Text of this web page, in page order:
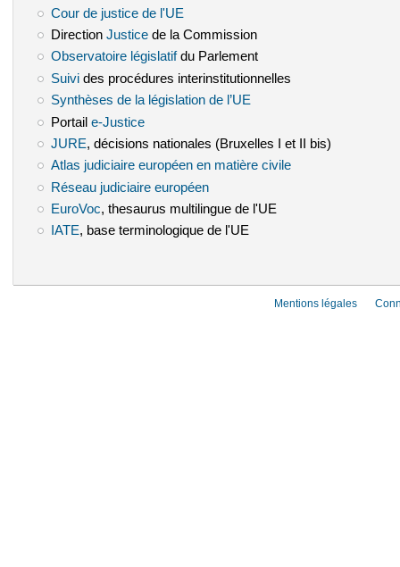
Cour de justice de l'UE
Direction Justice(le lien est externe)
de la Commission
Observatoire législatif(le lien est externe)
du Parlement
Suivi(le lien est externe)
des procédures interinstitutionnelles
Synthèses de la législation de l’UE
Portail e-Justice(le lien est externe)
JURE (le lien est externe)
, décisions nationales (Bruxelles I et II bis)
Atlas judiciaire européen en matière civile(le lien est externe)
Réseau judiciaire européen(le lien est externe)
EuroVoc (le lien est externe)
, thesaurus multilingue de l'UE
IATE(le lien est externe)
, base terminologique de l'UE
Mentions légales